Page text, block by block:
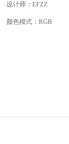
设计师：EFZZ
颜色模式：RGB